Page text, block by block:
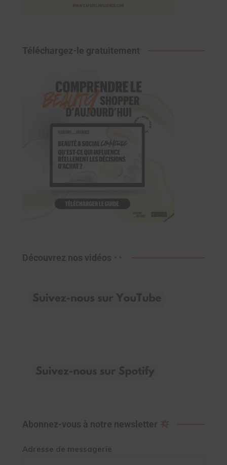
Téléchargez-le gratuitement
Découvrez nos vidéos
Abonnez-vous à notre newsletter
Adresse de messagerie